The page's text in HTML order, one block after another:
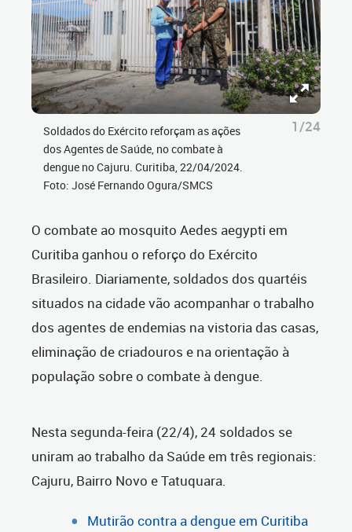
Soldados do Exército reforçam as ações
dos Agentes de Saúde, no combate à
dengue no Cajuru. Curitiba, 22/04/2024.
Foto: José Fernando Ogura/SMCS
1/24
O combate ao mosquito Aedes aegypti em
Curitiba ganhou o reforço do Exército
Brasileiro. Diariamente, soldados dos quartéis
situados na cidade vão acompanhar o trabalho
dos agentes de endemias na vistoria das casas,
eliminação de criadouros e na orientação à
população sobre o combate à dengue.
Nesta segunda-feira (22/4), 24 soldados se
uniram ao trabalho da Saúde em três regionais:
Cajuru, Bairro Novo e Tatuquara.
Mutirão contra a dengue em Curitiba